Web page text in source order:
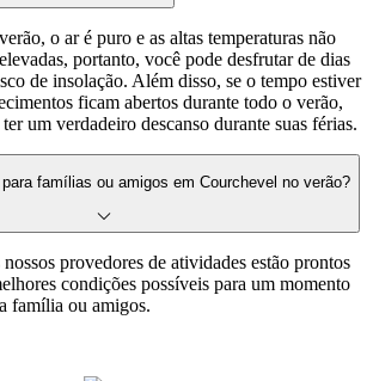
o ar é puro e as altas temperaturas não
portanto, você pode desfrutar de dias
de insolação. Além disso, se o tempo estiver
ficam abertos durante todo o verão,
um verdadeiro descanso durante suas férias.
famílias ou amigos em Courchevel no verão?
provedores de atividades estão prontos
condições possíveis para um momento
família ou amigos.